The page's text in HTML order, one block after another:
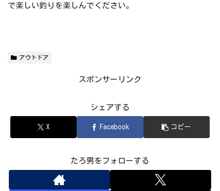
で楽しい釣りを楽しんでください。
アウトドア
スポンサーリンク
シェアする
X Facebook コピー
たろ男をフォローする